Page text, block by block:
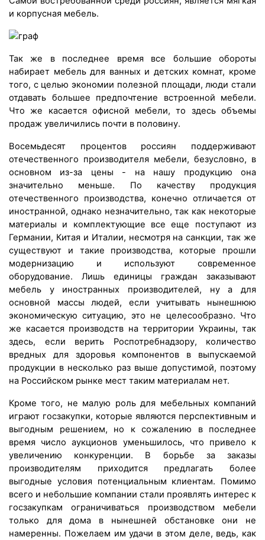
и корпусная мебель.
Так же в последнее время все большие обороты
набирает мебель для ванных и детских комнат, кроме
того, с целью экономии полезной площади, люди стали
отдавать большее предпочтение встроенной мебели.
Что же касается офисной мебели, то здесь объемы
продаж увеличились почти в половину.
Восемьдесят процентов россиян поддерживают
отечественного производителя мебели, безусловно, в
основном из-за цены - на нашу продукцию она
значительно меньше. По качеству продукция
отечественного производства, конечно отличается от
иностранной, однако незначительно, так как некоторые
материалы и комплектующие все еще поступают из
Германии, Китая и Италии, несмотря на санкции, так же
существуют и такие производства, которые прошли
модернизацию и используют современное
оборудование. Лишь единицы граждан заказывают
мебель у иностранных производителей, ну а для
основной массы людей, если учитывать нынешнюю
экономическую ситуацию, это не целесообразно. Что
же касается производств на территории Украины, так
здесь, если верить Роспотребнадзору, количество
вредных для здоровья компонентов в выпускаемой
продукции в несколько раз выше допустимой, поэтому
на Российском рынке мест таким материалам нет.
Кроме того, не малую роль для мебельных компаний
играют госзакупки, которые являются перспективным и
выгодным решением, но к сожалению в последнее
время число аукционов уменьшилось, что привело к
увеличению конкуренции. В борьбе за заказы
производителям приходится предлагать более
выгодные условия потенциальным клиентам. Помимо
всего и небольшие компании стали проявлять интерес к
госзакупкам ограничиваться производством мебели
только для дома в нынешней обстановке они не
намеренны. Пожелаем им удачи в этом деле, ведь, как